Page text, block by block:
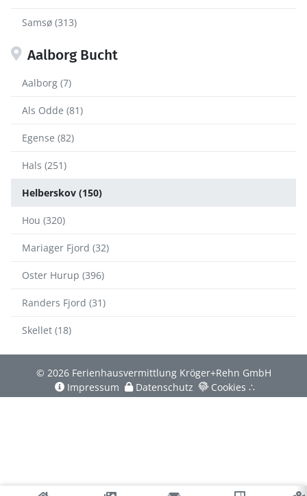
Samsø (313)
Aalborg Bucht
Aalborg (7)
Als Odde (81)
Egense (82)
Hals (251)
Helberskov (150)
Hou (320)
Mariager Fjord (32)
Oster Hurup (396)
Randers Fjord (31)
Skellet (18)
© 2026 Ferienhausvermittlung Kröger+Rehn GmbH
Impressum
Datenschutz Cookies ∴